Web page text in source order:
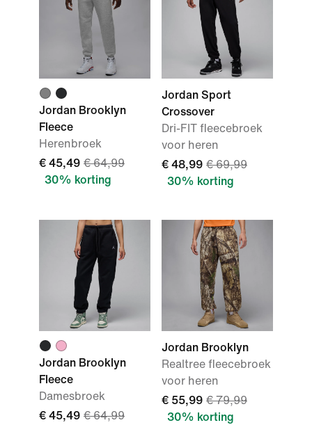
Jordan Brooklyn
Fleece
Herenbroek
€ 45,49 € 64,99
30% korting
Jordan Sport
Crossover
Dri-FIT fleecebroek
voor heren
€ 48,99 € 69,99
30% korting
Jordan Brooklyn
Fleece
Damesbroek
€ 45,49 € 64,99
Jordan Brooklyn
Realtree fleecebroek
voor heren
€ 55,99 € 79,99
30% korting